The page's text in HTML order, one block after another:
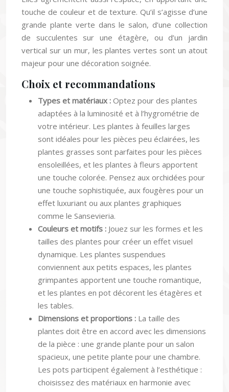
touche de couleur et de texture. Qu’il s’agisse d’une
grande plante verte dans le salon, d’une collection
de succulentes sur une étagère, ou d’un jardin
vertical sur un mur, les plantes vertes sont un atout
majeur pour une décoration soignée.
adaptées à la luminosité et à l’hygrométrie de
votre intérieur. Les plantes à feuilles larges
sont idéales pour les pièces peu éclairées, les
plantes grasses sont parfaites pour les pièces
ensoleillées, et les plantes à fleurs apportent
une touche colorée. Pensez aux orchidées pour
une touche sophistiquée, aux fougères pour un
effet luxuriant ou aux plantes graphiques
comme le Sansevieria.
Couleurs et motifs : Jouez sur les formes et les
tailles des plantes pour créer un effet visuel
dynamique. Les plantes suspendues
conviennent aux petits espaces, les plantes
grimpantes apportent une touche romantique,
et les plantes en pot décorent les étagères et
les tables.
Dimensions et proportions :
plantes doit être en accord avec les dimensions
de la pièce : une grande plante pour un salon
spacieux, une petite plante pour une chambre.
Les pots participent également à l’esthétique :
choisissez des matériaux en harmonie avec
votre style (terre cuite pour un style rustique,